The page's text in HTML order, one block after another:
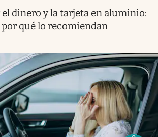
el dinero y la tarjeta en aluminio:
qué lo recomiendan